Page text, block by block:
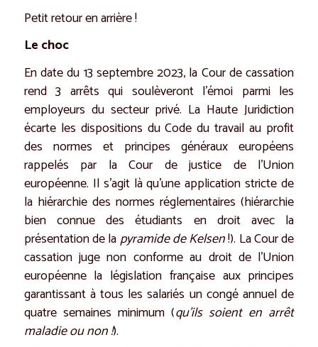
Petit retour en arrière !
Le choc
En date du 13 septembre 2023, la Cour de cassation
rend 3 arrêts qui soulèveront l’émoi parmi les
employeurs du secteur privé. La Haute Juridiction
écarte les dispositions du Code du travail au profit
des normes et principes généraux européens
rappelés par la Cour de justice de l’Union
européenne. Il s’agit là qu’une application stricte de
la hiérarchie des normes réglementaires (hiérarchie
bien connue des étudiants en droit avec la
présentation de lapyramide de Kelsen!). La Cour de
cassation juge non conforme au droit de l’Union
européenne la législation française aux principes
garantissant à tous les salariés un congé annuel de
quatre semaines minimum (qu’ils soient en arrêt
maladie ou non !).